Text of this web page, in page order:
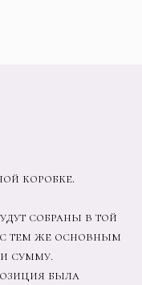
коробке.
собраны в той
тем же основным
сумму.
была